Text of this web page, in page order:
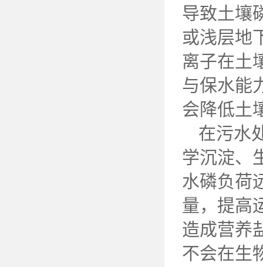
导致土壤
或浅层地
离子在土
与保水能
会降低土
在污水
学沉淀、
水磷负荷
量，提高
造成营养
不会在生